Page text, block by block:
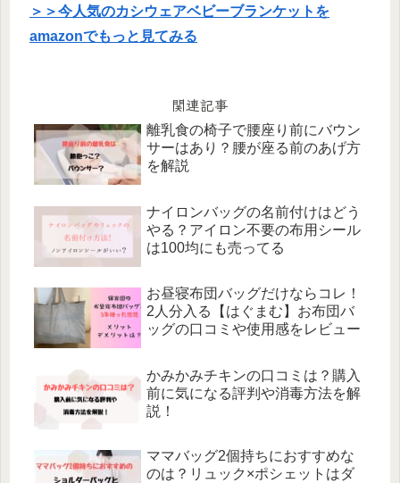
＞＞今人気のカシウェアベビーブランケットを
amazonでもっと見てみる
関連記事
離乳食の椅子で腰座り前にバウン
サーはあり？腰が座る前のあげ方
を解説
ナイロンバッグの名前付けはどう
やる？アイロン不要の布用シール
は100均にも売ってる
お昼寝布団バッグだけならコレ！
2人分入る【はぐまむ】お布団バ
ッグの口コミや使用感をレビュー
かみかみチキンの口コミは？購入
前に気になる評判や消毒方法を解
説！
ママバッグ2個持ちにおすすめな
のは？リュック×ポシェットはダ